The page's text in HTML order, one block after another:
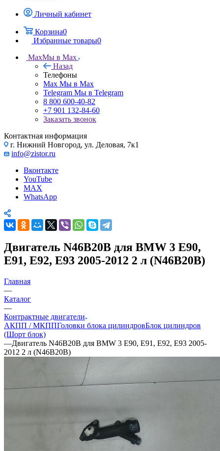
Личный кабинет
Корзина0
Избранные товары0
MaxМы в Max
Назад
Телефоны
Max Мы в Max
Telegram Мы в Telegram
8 800 600-40-82
+7 901 132-84-60
Заказать звонок
Контактная информация
г. Нижний Новгород, ул. Деловая, 7к1
info@zistor.ru
Вконтакте
YouTube
MAX
WhatsApp
Двигатель N46B20B для BMW 3 E90,
E91, E92, E93 2005-2012 2 л (N46B20B)
Главная
—
Каталог
—
Контрактные двигатели
АКПП / МКППГоловки блока цилиндровБлок цилиндров
(Шорт блок)
—Двигатель N46B20B для BMW 3 E90, E91, E92, E93 2005-
2012 2 л (N46B20B)